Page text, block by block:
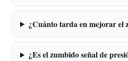
¿Cuánto tarda en mejorar el
¿Es el zumbido señal de